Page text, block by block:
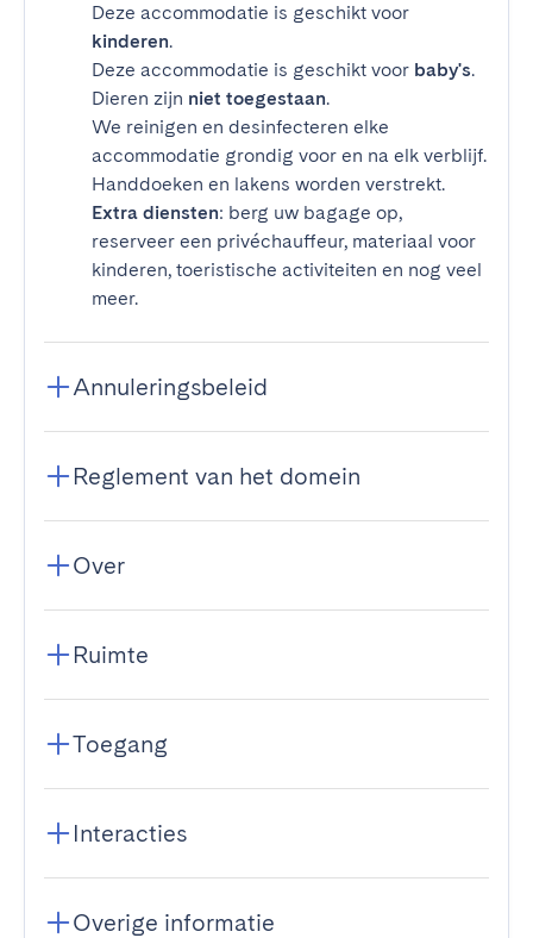
Deze accommodatie is geschikt voor
kinderen.
Deze accommodatie is geschikt voor baby's.
Dieren zijn niet toegestaan.
We reinigen en desinfecteren elke
accommodatie grondig voor en na elk verblijf.
Handdoeken en lakens worden verstrekt.
Extra diensten: berg uw bagage op,
reserveer een privéchauffeur, materiaal voor
kinderen, toeristische activiteiten en nog veel
meer.
Annuleringsbeleid
Reglement van het domein
Over
Ruimte
Toegang
Interacties
Overige informatie